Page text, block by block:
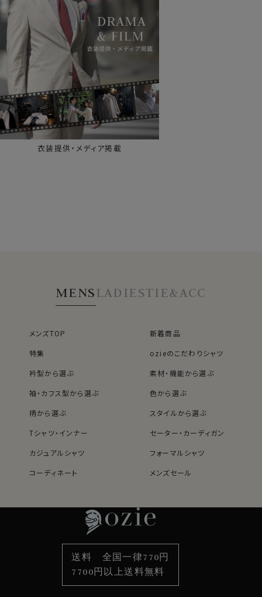
衣装提供・メディア掲載
MENSLADIESTIE&ACC
メンズTOP
新着商品
特集
ozieのこだわりシャツ
衿型から選ぶ
素材・機能から選ぶ
袖・カフス型から選ぶ
色から選ぶ
柄から選ぶ
スタイルから選ぶ
Tシャツ・インナー
セーター・カーディガン
カジュアルシャツ
フォーマルシャツ
コーディネート
メンズセール
袖・カフス型から選ぶ
色から選ぶ
柄から選ぶ
スタイルから選ぶ
カジュアルシャツ
定番シャツ
カフスボタン
サスペンダー
財布・名刺入れ
バッグ
ストール・マフラー
送料 全国一律770円
7700円以上送料無料